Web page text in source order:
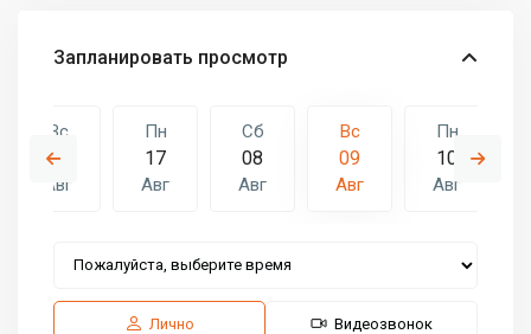
Запланировать просмотр
Вс
16
Авг
Пн
17
Авг
Сб
08
Авг
Вс
09
Авг
Пн
10
Авг
Вс
Авг
Пн
Лично Видеозвонок